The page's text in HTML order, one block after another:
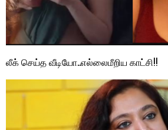
லீக் செய்த வீடியோ..எல்லைமீறிய காட்சி!!